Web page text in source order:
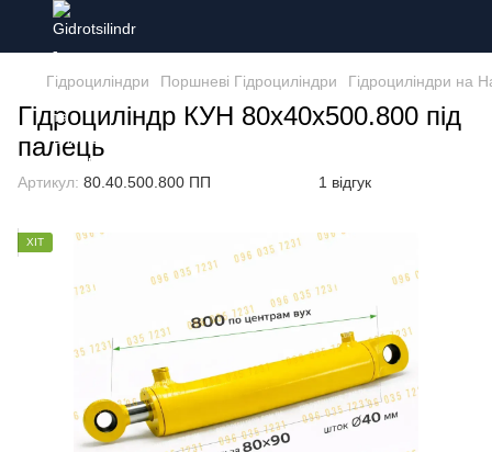
Гідроциліндри Поршневі Гідроциліндри Гідроциліндри на
Гідроциліндр КУН 80х40х500.800 під
палець
Артикул: 80.40.500.800 ПП 1 відгук
ХІТ